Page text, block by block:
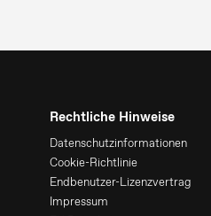
Rechtliche Hinweise
Datenschutzinformationen
Cookie-Richtlinie
Endbenutzer-Lizenzvertrag
Impressum